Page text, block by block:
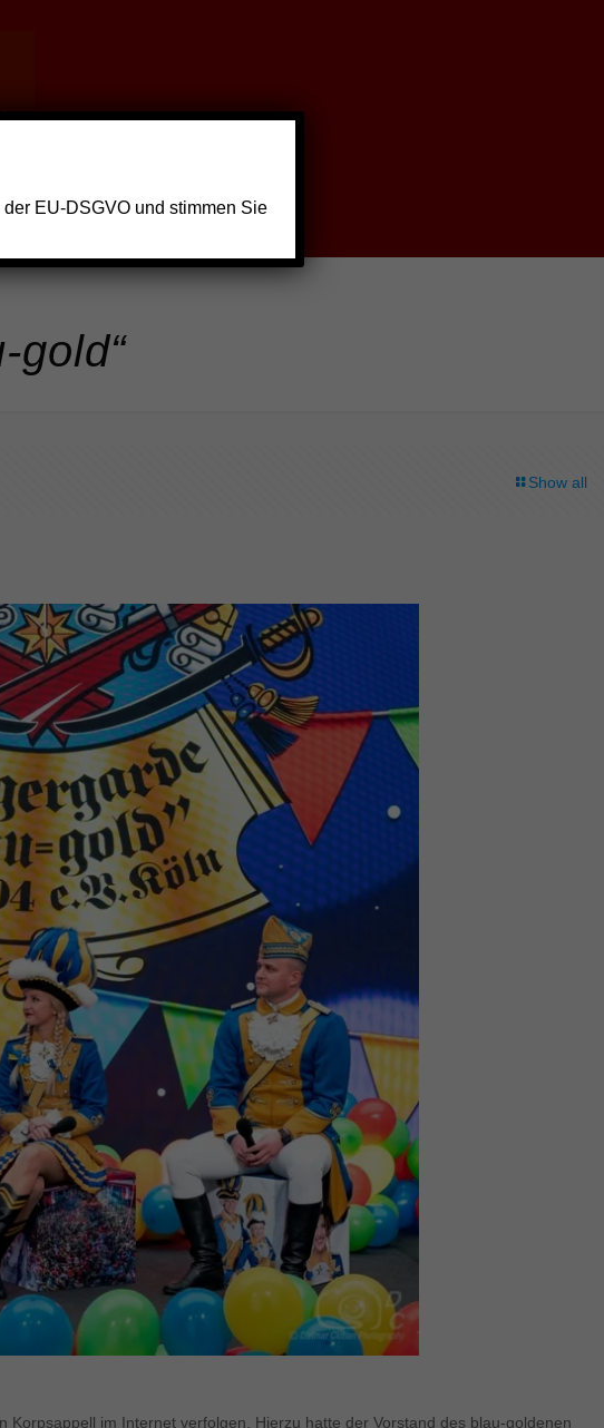
gold“
Show all
im Internet verfolgen. Hierzu hatte der Vorstand des blau-goldenen
EU-DSGVO und stimmen Sie